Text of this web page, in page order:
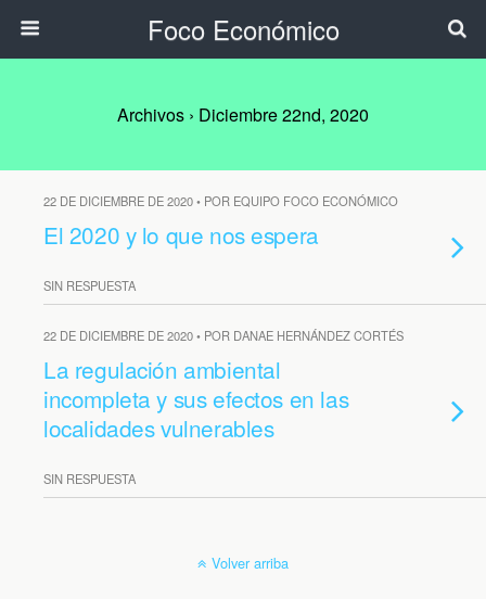
Foco Económico
Archivos › Diciembre 22nd, 2020
22 DE DICIEMBRE DE 2020 • POR EQUIPO FOCO ECONÓMICO
El 2020 y lo que nos espera
SIN RESPUESTA
22 DE DICIEMBRE DE 2020 • POR DANAE HERNÁNDEZ CORTÉS
La regulación ambiental
incompleta y sus efectos en las
localidades vulnerables
SIN RESPUESTA
Volver arriba